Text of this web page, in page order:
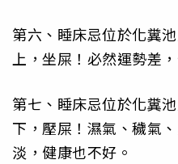
第六、睡床忌位於化糞
上，坐屎！必然運勢差
第七、睡床忌位於化糞
下，壓屎！濕氣、穢氣
淡，健康也不好。